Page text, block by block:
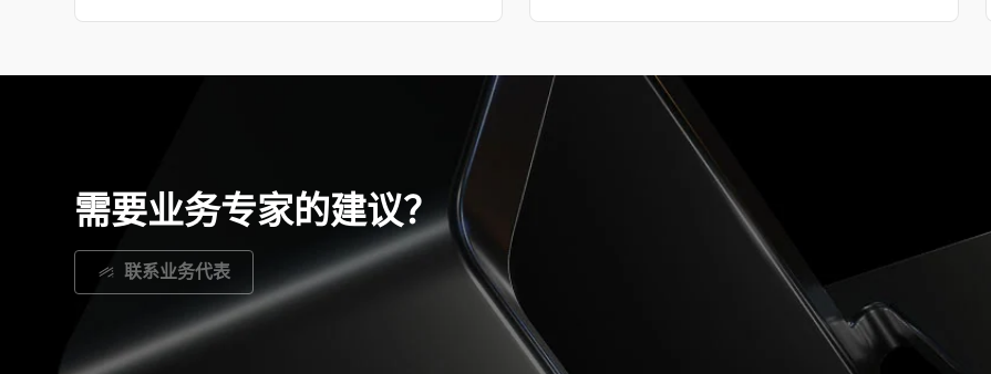
需要业务专家的建议？
联系业务代表